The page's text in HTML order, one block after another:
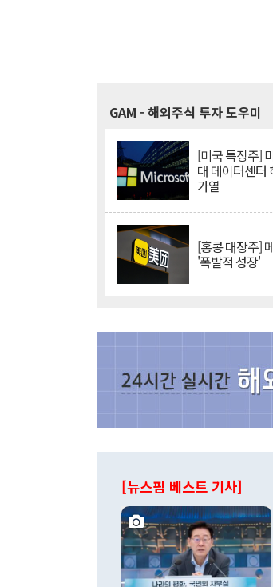
GAM - 해외주식 투자 도우미
[미국 특징주]
대 데이터센
가열
[홍콩 대장주]
'폭발적 성장'
[뉴스핌 베스트 기사]